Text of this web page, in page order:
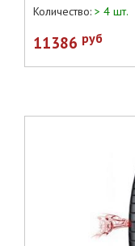
Количество: > 4 шт.
11386 руб